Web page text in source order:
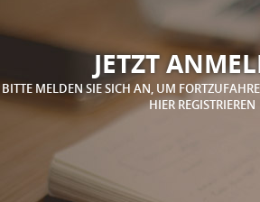
JETZT
BITTE MELDEN SIE SICH AN, UM
HIER REGISTRIEREN